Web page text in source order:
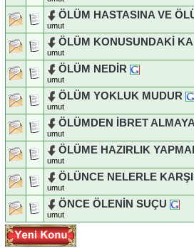
ÖLÜM HASTASINA VE
umut
ÖLÜM KONUSUNDAKİ
umut
ÖLÜM NEDİR
umut
ÖLÜM YOKLUK MUDUR
umut
ÖLÜMDEN İBRET
umut
ÖLÜME HAZIRLIK
umut
ÖLÜNCE NELERLE
umut
ÖNCE ÖLENİN SUÇU
umut